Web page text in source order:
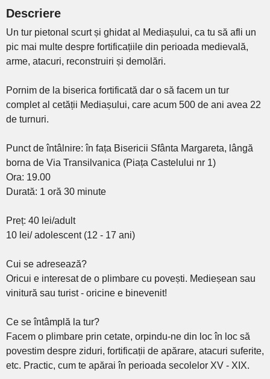
Descriere
Un tur pietonal scurt și ghidat al Mediașului, ca tu să afli un
pic mai multe despre fortificațiile din perioada medievală,
arme, atacuri, reconstruiri și demolări.
Pornim de la biserica fortificată dar o să facem un tur
complet al cetății Mediașului, care acum 500 de ani avea 22
de turnuri.
Punct de întâlnire: în fața Bisericii Sfânta Margareta, lângă
borna de Via Transilvanica (Piața Castelului nr 1)
Ora: 19.00
Durată: 1 oră 30 minute
Preț: 40 lei/adult
10 lei/ adolescent (12 - 17 ani)
Cui se adresează?
Oricui e interesat de o plimbare cu povești. Medieșean sau
vinitură sau turist - oricine e binevenit!
Ce se întâmplă la tur?
Facem o plimbare prin cetate, orpindu-ne din loc în loc să
povestim despre ziduri, fortificații de apărare, atacuri suferite,
etc. Practic, cum te apărai în perioada secolelor XV - XIX.